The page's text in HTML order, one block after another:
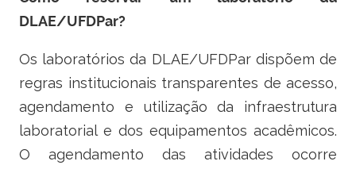
DLAE/UFDPar?
Os laboratórios da DLAE/UFDPar dispõem de
regras institucionais transparentes de acesso,
agendamento e utilização da infraestrutura
laboratorial e dos equipamentos acadêmicos.
O agendamento das atividades ocorre